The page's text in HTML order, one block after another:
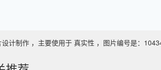
计制作 ，主要使用于 真实性 ，图片编号是：